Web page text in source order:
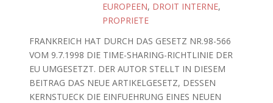
EUROPEEN, DROIT INTERNE,
PROPRIETE
FRANKREICH HAT DURCH DAS GESETZ NR.98-566
VOM 9.7.1998 DIE TIME-SHARING-RICHTLINIE DER
EU UMGESETZT. DER AUTOR STELLT IN DIESEM
BEITRAG DAS NEUE ARTIKELGESETZ, DESSEN
KERNSTUECK DIE EINFUEHRUNG EINES NEUEN